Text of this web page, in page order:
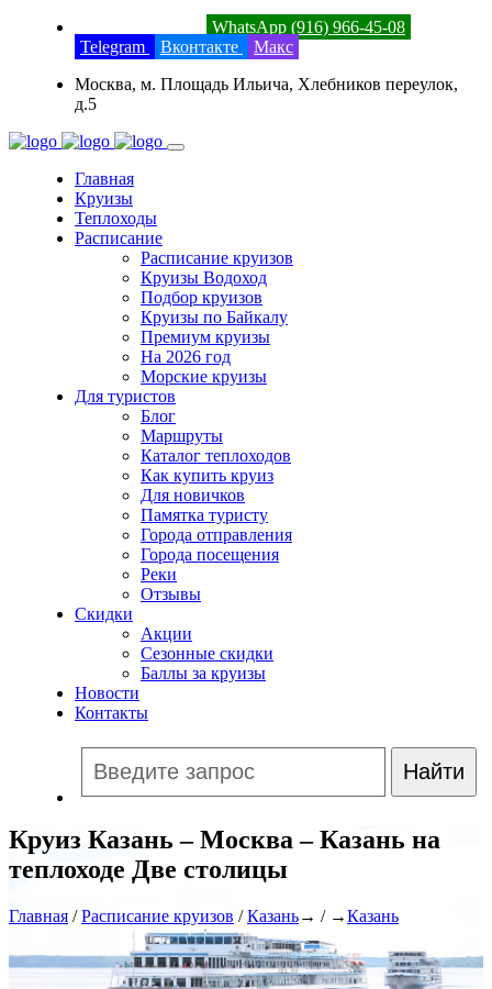
WhatsApp (916) 966-45-08
Telegram
Вконтакте
Макс
Москва, м. Площадь Ильича, Хлебников переулок,
д.5
Главная
Круизы
Теплоходы
Расписание
Расписание круизов
Круизы Водоход
Подбор круизов
Круизы по Байкалу
Премиум круизы
На 2026 год
Морские круизы
Для туристов
Блог
Маршруты
Каталог теплоходов
Как купить круиз
Для новичков
Памятка туристу
Города отправления
Города посещения
Реки
Отзывы
Скидки
Акции
Сезонные скидки
Баллы за круизы
Новости
Контакты
Круиз Казань – Москва – Казань на
теплоходе Две столицы
Главная /Расписание круизов /Казань→ / →Казань